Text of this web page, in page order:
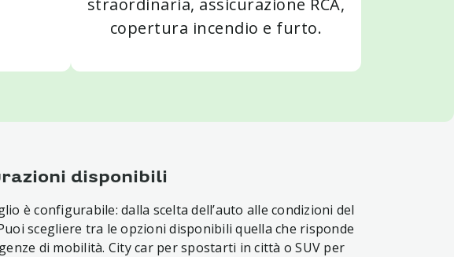
straordinaria, assicurazione RCA,
copertura incendio e furto.
disponibili
è configurabile: dalla scelta dell’auto alle condizioni del
scegliere tra le opzioni disponibili quella che risponde
di mobilità. City car per spostarti in città o SUV per